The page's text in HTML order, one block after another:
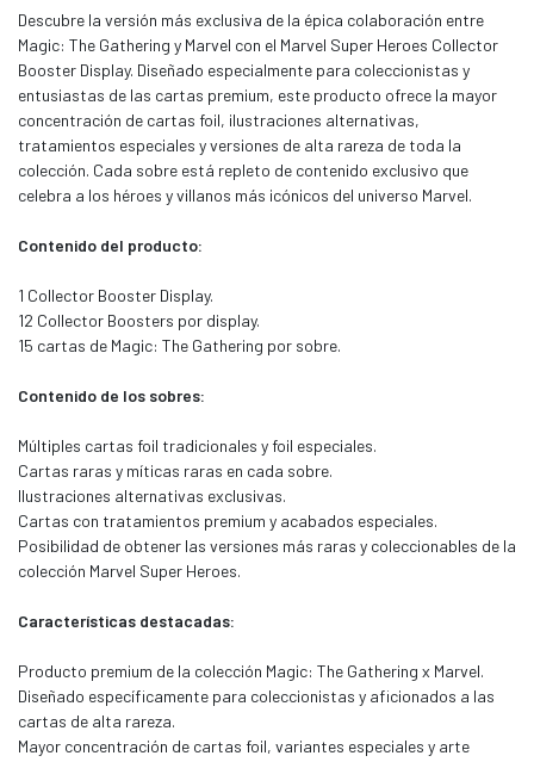
Descubre la versión más exclusiva de la épica colaboración entre
Magic: The Gathering y Marvel con el Marvel Super Heroes Collector
Booster Display. Diseñado especialmente para coleccionistas y
entusiastas de las cartas premium, este producto ofrece la mayor
concentración de cartas foil, ilustraciones alternativas,
tratamientos especiales y versiones de alta rareza de toda la
colección. Cada sobre está repleto de contenido exclusivo que
celebra a los héroes y villanos más icónicos del universo Marvel.
Contenido del producto:
1 Collector Booster Display.
12 Collector Boosters por display.
15 cartas de Magic: The Gathering por sobre.
Contenido de los sobres:
Múltiples cartas foil tradicionales y foil especiales.
Cartas raras y míticas raras en cada sobre.
Ilustraciones alternativas exclusivas.
Cartas con tratamientos premium y acabados especiales.
Posibilidad de obtener las versiones más raras y coleccionables de la
colección Marvel Super Heroes.
Características destacadas:
Producto premium de la colección Magic: The Gathering x Marvel.
Diseñado específicamente para coleccionistas y aficionados a las
cartas de alta rareza.
Mayor concentración de cartas foil, variantes especiales y arte